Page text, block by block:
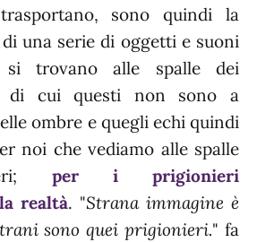
sono quindi la
una serie di oggetti e suoni
trovano alle spalle dei
di cui questi non sono a
ombre e quegli echi quindi
noi che vediamo alle spalle
per i prigionieri
realtà. "Strana immagine è
sono quei prigionieri." fa